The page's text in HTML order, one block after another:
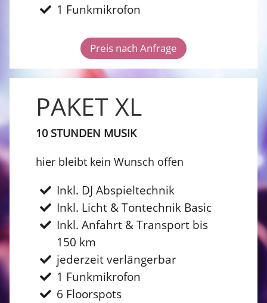
1 Funkmikrofon
Preis nach Anfrage
PAKET XL
10 STUNDEN MUSIK
hier bleibt kein Wunsch offen
Inkl. DJ Abspieltechnik
Inkl. Licht & Tontechnik Basic
Inkl. Anfahrt & Transport bis
150 km
jederzeit verlängerbar
1 Funkmikrofon
6 Floorspots